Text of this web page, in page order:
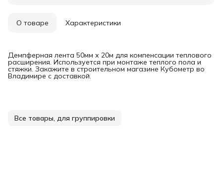
О товаре Характеристики
Демпферная лента 50мм х 20м для компенсации теплового
расширения. Используется при монтаже теплого пола и
стяжки. Закажите в строительном магазине Кубометр во
Владимире с доставкой.
Все товары, для группировки